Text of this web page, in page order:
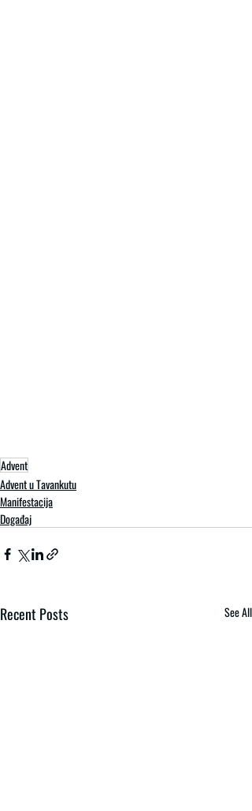
Advent
Advent u Tavankutu
Manifestacija
Događaj
Recent Posts See All